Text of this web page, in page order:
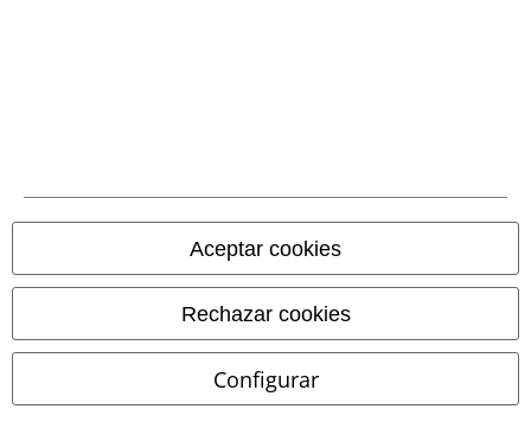
Aceptar cookies
Rechazar cookies
Configurar
Métodos de pago
Transferencia